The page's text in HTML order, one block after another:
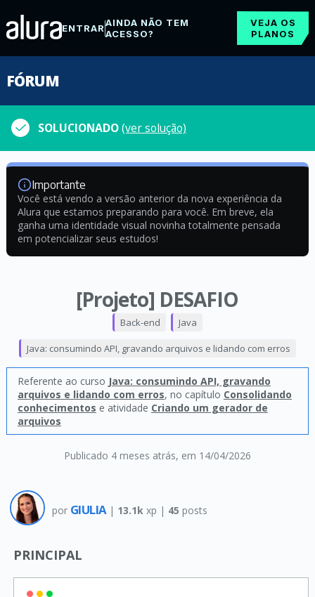
ENTRARAINDA NÃO TEM
ACESSO?
VEJA OS
PLANOS
FÓRUM
SOLUCIONADO(ver solução)
Importante
Você está vendo a versão anterior da nova experiência da
Alura que estamos preparando para você. Em breve, ela
ganha uma identidade visual novinha totalmente pensada
em potencializar seus estudos!
[Projeto] DESAFIO
Publicado 4 meses atrás, em 14/04/2026
Back-end Java
Java: consumindo API, gravando arquivos e lidando com erros
Referente ao curso Java: consumindo API, gravando
arquivos e lidando com erros, no capítulo Consolidando
conhecimentos e atividade Criando um gerador de
arquivos
por GIULIA | 13.1k xp | 45 posts
PRINCIPAL